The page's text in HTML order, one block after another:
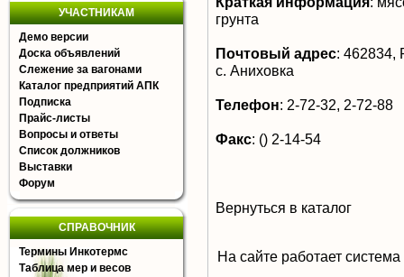
УЧАСТНИКАМ
Демо версии
Доска объявлений
Слежение за вагонами
Каталог предприятий АПК
Подписка
Прайс-листы
Вопросы и ответы
Список должников
Выставки
Форум
СПРАВОЧНИК
Термины Инкотермс
Таблица мер и весов
грунта
Почтовый адрес: 462834,
с. Аниховка
Телефон: 2-72-32, 2-72-88
Факс: () 2-14-54
Вернуться в каталог
На сайте работает